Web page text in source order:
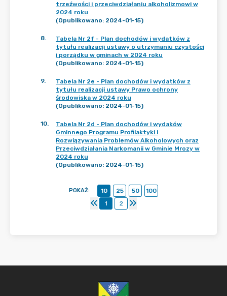
trzeźwości i przeciwdziałaniu alkoholizmowi w
2024 roku
(Opublikowano: 2024-01-15)
8.
Tabela Nr 2f - Plan dochodów i wydatków z
tytułu realizacji ustawy o utrzymaniu czystości
i porządku w gminach w 2024 roku
(Opublikowano: 2024-01-15)
9.
Tabela Nr 2e - Plan dochodów i wydatków z
tytułu realizacji ustawy Prawo ochrony
środowiska w 2024 roku
(Opublikowano: 2024-01-15)
10.
Tabela Nr 2d - Plan dochodów i wydaków
Gminnego Programu Profilaktyki i
Rozwiązywania Problemów Alkoholowych oraz
Przeciwdziałania Narkomanii w Gminie Mrozy w
2024 roku
(Opublikowano: 2024-01-15)
POKAŻ: 10 25 50
100
1
2